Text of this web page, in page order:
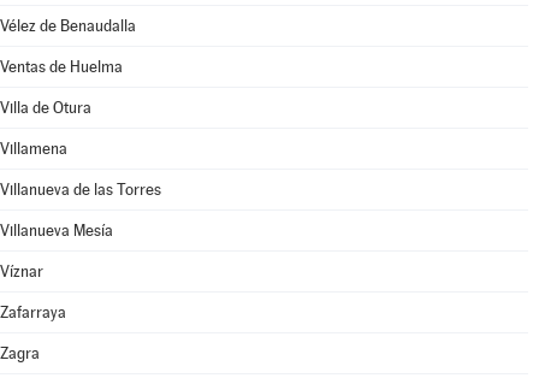
Vélez de Benaudalla
Ventas de Huelma
Villa de Otura
Villamena
Villanueva de las Torres
Villanueva Mesía
Víznar
Zafarraya
Zagra